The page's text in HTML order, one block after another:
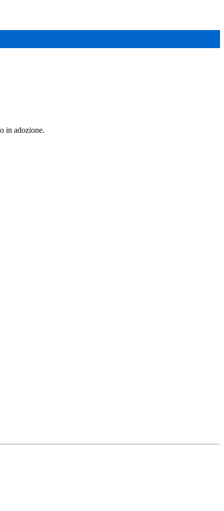
in adozione.